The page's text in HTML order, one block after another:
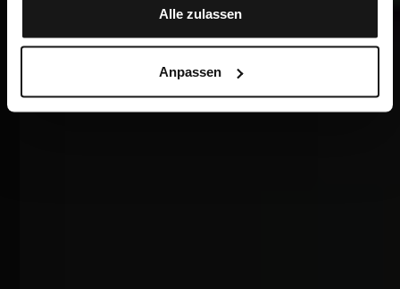
Alle zulassen
Anpassen